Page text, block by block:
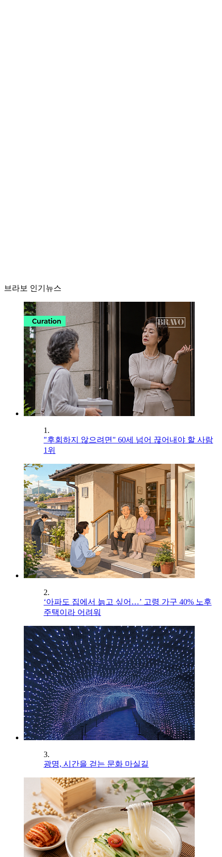
브라보 인기뉴스
1.
"후회하지 않으려면" 60세 넘어 끊어내야 할 사람
1위
2.
‘아파도 집에서 늙고 싶어…’ 고령 가구 40% 노후
주택이라 어려워
3.
광명, 시간을 걷는 문화 마실길